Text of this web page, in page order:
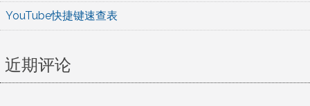
YouTube快捷键速查表
近期评论